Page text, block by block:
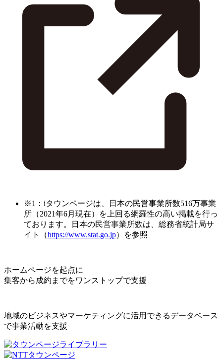
※1：iタウンページは、日本の民営事業所数516万事業
所（2021年6月現在）を上回る網羅性の高い掲載を行っ
ております。日本の民営事業所数は、総務省統計局サ
イト（https://www.stat.go.jp）を参照
ホームページを起点に
集客から成約までをワンストップで支援
地域のビジネスやマーケティングに活用できるデータベース
で事業活動を支援